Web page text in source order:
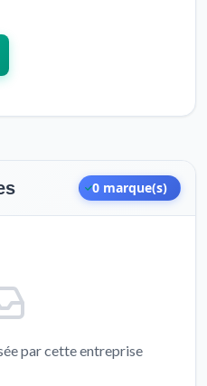
0 marque(s)
par cette entreprise